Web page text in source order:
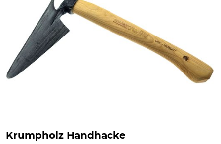
Krumpholz Handhacke